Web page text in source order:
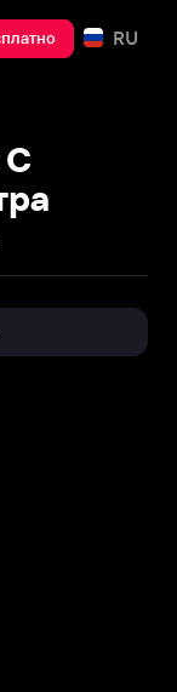
RU
С